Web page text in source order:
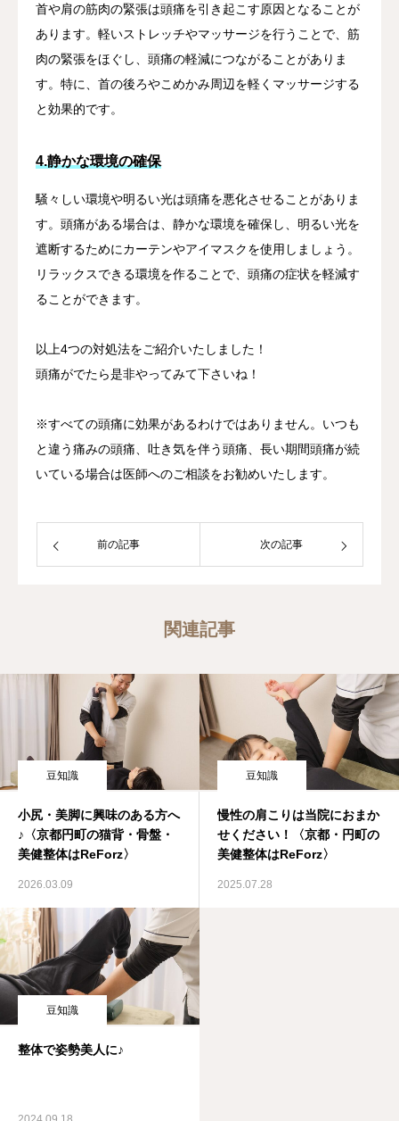
首や肩の筋肉の緊張は頭痛を引き起こす原因となることが
あります。軽いストレッチやマッサージを行うことで、筋
肉の緊張をほぐし、頭痛の軽減につながることがありま
す。特に、首の後ろやこめかみ周辺を軽くマッサージする
と効果的です。
4.静かな環境の確保
騒々しい環境や明るい光は頭痛を悪化させることがありま
す。頭痛がある場合は、静かな環境を確保し、明るい光を
遮断するためにカーテンやアイマスクを使用しましょう。
リラックスできる環境を作ることで、頭痛の症状を軽減す
ることができます。
以上4つの対処法をご紹介いたしました！
頭痛がでたら是非やってみて下さいね！
※すべての頭痛に効果があるわけではありません。いつも
と違う痛みの頭痛、吐き気を伴う頭痛、長い期間頭痛が続
いている場合は医師へのご相談をお勧めいたします。
前の記事 次の記事
関連記事
豆知識
小尻・美脚に興味のある方へ
♪〈京都円町の猫背・骨盤・
美健整体はReForz〉
2026.03.09
豆知識
慢性の肩こりは当院におまか
せください！〈京都・円町の
美健整体はReForz〉
2025.07.28
豆知識
整体で姿勢美人に♪